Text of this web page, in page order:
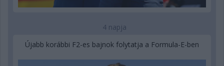
4 napja
Újabb korábbi F2-es bajnok folytatja a Formula-E-ben